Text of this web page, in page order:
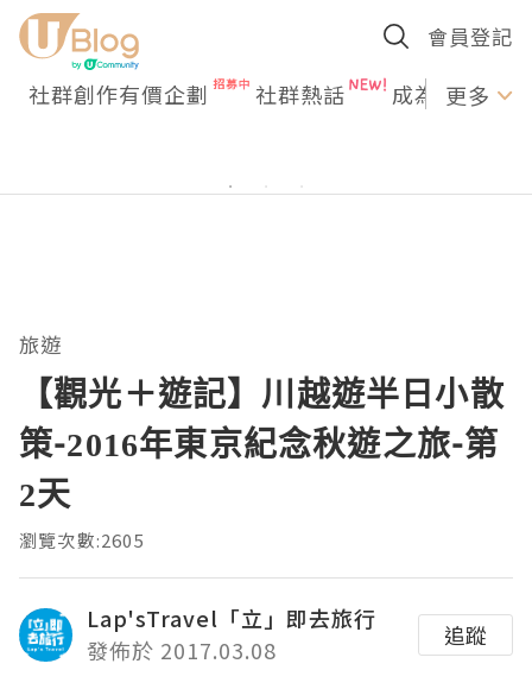
會員登記
社群創作有價企劃 社群熱話 成為U更多
旅遊
【觀光＋遊記】川越遊半日小散
策-2016年東京紀念秋遊之旅-第
2天
瀏覽次數:2605
Lap'sTravel「立」即去旅行
發佈於 2017.03.08
追蹤